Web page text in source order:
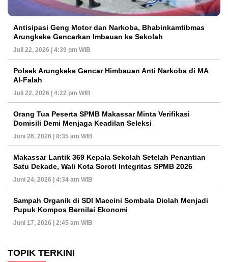
Antisipasi Geng Motor dan Narkoba, Bhabinkamtibmas
Arungkeke Gencarkan Imbauan ke Sekolah
Juli 22, 2026 | 4:39 pm WIB
Polsek Arungkeke Gencar Himbauan Anti Narkoba di MA
Al-Falah
Juli 22, 2026 | 4:22 pm WIB
Orang Tua Peserta SPMB Makassar Minta Verifikasi
Domisili Demi Menjaga Keadilan Seleksi
Juni 26, 2026 | 8:35 am WIB
Makassar Lantik 369 Kepala Sekolah Setelah Penantian
Satu Dekade, Wali Kota Soroti Integritas SPMB 2026
Juni 24, 2026 | 4:34 am WIB
Sampah Organik di SDI Maccini Sombala Diolah Menjadi
Pupuk Kompos Bernilai Ekonomi
Juni 17, 2026 | 2:45 am WIB
TOPIK TERKINI